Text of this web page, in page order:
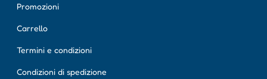
Promozioni
Carrello
Termini e condizioni
Condizioni di spedizione